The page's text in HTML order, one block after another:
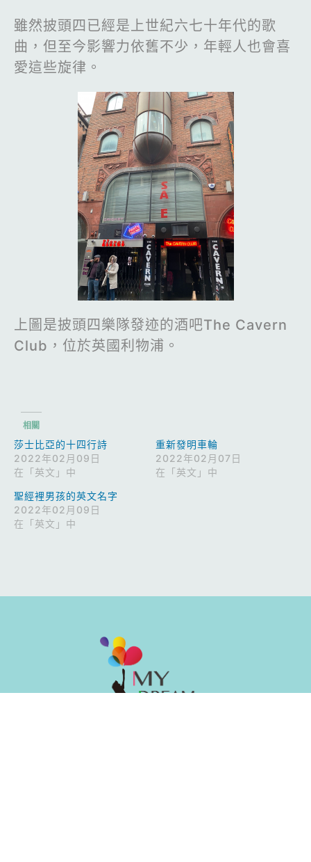
雖然披頭四已經是上世紀六七十年代的歌
曲，但至今影響力依舊不少，年輕人也會喜
愛這些旋律。
上圖是披頭四樂隊發迹的酒吧The Cavern
Club，位於英國利物浦。
相關
莎士比亞的十四行詩
2022年02月09日
在「英文」中
重新發明車輪
2022年02月07日
在「英文」中
聖經裡男孩的英文名字
2022年02月09日
在「英文」中